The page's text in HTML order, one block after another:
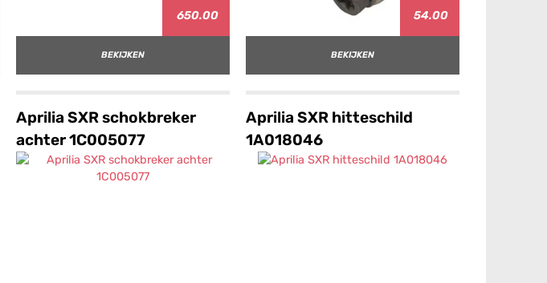
650.00
BEKIJKEN
54.00
BEKIJKEN
Aprilia SXR schokbreker
achter 1C005077
Aprilia SXR hitteschild
1A018046